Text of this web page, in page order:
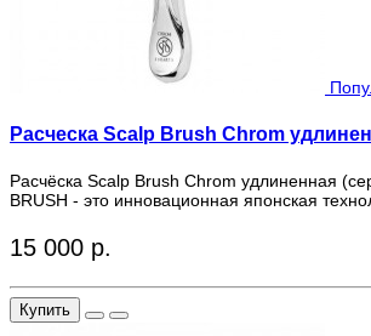
Расческа Scalp Brush Chrom
Расчёска Scalp Brush Chrom удлиненная
BRUSH - это инновационная японская
15 000 р.
Купить